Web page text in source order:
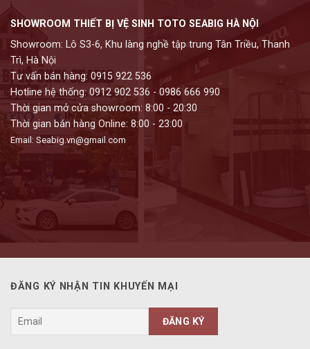
SHOWROOM THIẾT BỊ VỆ SINH TOTO SEABIG HÀ NỘI
Showroom: Lô S3-6, Khu làng nghề tập trung Tân Triều, Thanh
Trì, Hà Nội
Tư vấn bán hàng: 0915 922 536
Hotline hệ thống: 0912 902 536 - 0986 666 990
Thời gian mở cửa showroom: 8:00 - 20:30
Thời gian bán hàng Online: 8:00 - 23:00
Email: Seabig.vn@gmail.com
ĐĂNG KÝ NHẬN TIN KHUYẾN MẠI